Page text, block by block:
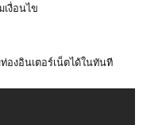
งื่อนไข
องอินเตอร์เน็ตได้ในทันที